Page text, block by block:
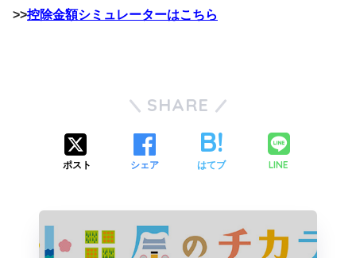
>>控除金額シミュレーターはこちら
SHARE
ポスト シェア はてブ LINE